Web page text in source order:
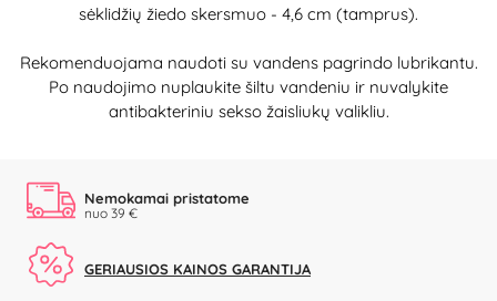
sėklidžių žiedo skersmuo - 4,6 cm (tamprus).
Rekomenduojama naudoti su vandens pagrindo lubrikantu.
Po naudojimo nuplaukite šiltu vandeniu ir nuvalykite
antibakteriniu sekso žaisliukų valikliu.
Nemokamai pristatome
nuo 39 €
GERIAUSIOS KAINOS GARANTIJA